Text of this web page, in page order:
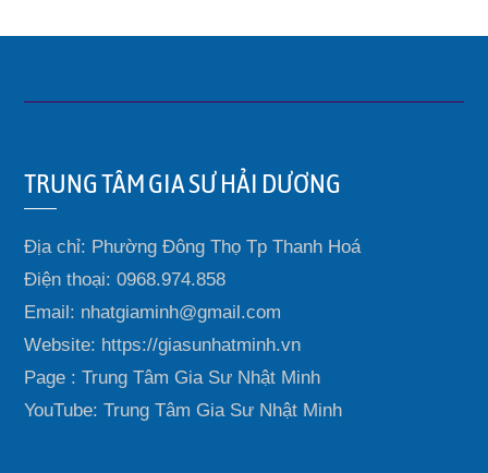
TRUNG TÂM GIA SƯ HẢI DƯƠNG
Địa chỉ: Phường Đông Thọ Tp Thanh Hoá
Điện thoại: 0968.974.858
Email: nhatgiaminh@gmail.com
Website: https://giasunhatminh.vn
Page : Trung Tâm Gia Sư Nhật Minh
YouTube: Trung Tâm Gia Sư Nhật Minh